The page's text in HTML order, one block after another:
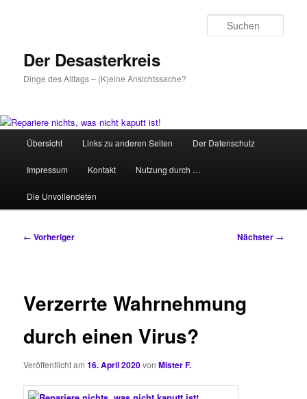
Der Desasterkreis
Dinge des Alltags – (K)eine Ansichtssache?
HauptmenüÜbersicht Links zu anderen Seiten Der Datenschutz
Impressum Kontakt Nutzung durch …
Die Unvollendeten
Beitragsnavigation
← Vorheriger Nächster →
Verzerrte Wahrnehmung
durch einen Virus?
Veröffentlicht am16. April 2020vonMister F.